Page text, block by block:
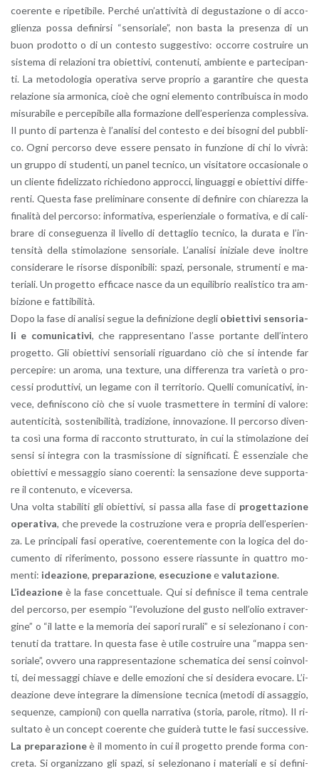
coe­ren­te e ri­pe­ti­bi­le. Per­ché un’at­ti­vi­tà di de­gu­sta­zio­ne o di ac­co­
glien­za possa de­fi­nir­si “sen­so­ria­le”, non basta la pre­sen­za di un
buon pro­dot­to o di un con­te­sto sug­ge­sti­vo: oc­cor­re co­strui­re un
si­ste­ma di re­la­zio­ni tra obiet­ti­vi, con­te­nu­ti, am­bien­te e par­te­ci­pan­
ti. La me­to­do­lo­gia ope­ra­ti­va serve pro­prio a ga­ran­ti­re che que­sta
re­la­zio­ne sia ar­mo­ni­ca, cioè che ogni ele­men­to con­tri­bui­sca in modo
mi­su­ra­bi­le e per­ce­pi­bi­le alla for­ma­zio­ne del­l’e­spe­rien­za com­ples­si­va.
Il punto di par­ten­za è l’a­na­li­si del con­te­sto e dei bi­so­gni del pub­bli­
co. Ogni per­cor­so deve es­se­re pen­sa­to in fun­zio­ne di chi lo vivrà:
un grup­po di stu­den­ti, un panel tec­ni­co, un vi­si­ta­to­re oc­ca­sio­na­le o
un clien­te fi­de­liz­za­to ri­chie­do­no ap­proc­ci, lin­guag­gi e obiet­ti­vi dif­fe­
ren­ti. Que­sta fase pre­li­mi­na­re con­sen­te di de­fi­ni­re con chia­rez­za la
fi­na­li­tà del per­cor­so: in­for­ma­ti­va, espe­rien­zia­le o for­ma­ti­va, e di ca­li­
bra­re di con­se­guen­za il li­vel­lo di det­ta­glio tec­ni­co, la du­ra­ta e l’in­
ten­si­tà della sti­mo­la­zio­ne sen­so­ria­le. L’a­na­li­si ini­zia­le deve inol­tre
con­si­de­ra­re le ri­sor­se di­spo­ni­bi­li: spazi, per­so­na­le, stru­men­ti e ma­
te­ria­li. Un pro­get­to ef­fi­ca­ce nasce da un equi­li­brio rea­li­sti­co tra am­
bi­zio­ne e fat­ti­bi­li­tà.
Dopo la fase di ana­li­si segue la de­fi­ni­zio­ne degli obiet­ti­vi sen­so­ria­
li e co­mu­ni­ca­ti­vi, che rap­pre­sen­ta­no l’as­se por­tan­te del­l’in­te­ro
pro­get­to. Gli obiet­ti­vi sen­so­ria­li ri­guar­da­no ciò che si in­ten­de far
per­ce­pi­re: un aroma, una tex­tu­re, una dif­fe­ren­za tra va­rie­tà o pro­
ces­si pro­dut­ti­vi, un le­ga­me con il ter­ri­to­rio. Quel­li co­mu­ni­ca­ti­vi, in­
ve­ce, de­fi­ni­sco­no ciò che si vuole tra­smet­te­re in ter­mi­ni di va­lo­re:
au­ten­ti­ci­tà, so­ste­ni­bi­li­tà, tra­di­zio­ne, in­no­va­zio­ne. Il per­cor­so di­ven­
ta così una forma di rac­con­to strut­tu­ra­to, in cui la sti­mo­la­zio­ne dei
sensi si in­te­gra con la tra­smis­sio­ne di si­gni­fi­ca­ti. È es­sen­zia­le che
obiet­ti­vi e mes­sag­gio siano coe­ren­ti: la sen­sa­zio­ne deve sup­por­ta­
re il con­te­nu­to, e vi­ce­ver­sa.
Una volta sta­bi­li­ti gli obiet­ti­vi, si passa alla fase di pro­get­ta­zio­ne
ope­ra­ti­va, che pre­ve­de la co­stru­zio­ne vera e pro­pria del­l’e­spe­rien­
za. Le prin­ci­pa­li fasi ope­ra­ti­ve, coe­ren­te­men­te con la lo­gi­ca del do­
cu­men­to di ri­fe­ri­men­to, pos­so­no es­se­re rias­sun­te in quat­tro mo­
men­ti: idea­zio­ne, pre­pa­ra­zio­ne, ese­cu­zio­neeva­lu­ta­zio­ne.
L’i­dea­zio­ne è la fase con­cet­tua­le. Qui si de­fi­ni­sce il tema cen­tra­le
del per­cor­so, per esem­pio “l’e­vo­lu­zio­ne del gusto nel­l’o­lio ex­tra­ver­
gi­ne” o “il latte e la me­mo­ria dei sa­po­ri ru­ra­li” e si se­le­zio­na­no i con­
te­nu­ti da trat­ta­re. In que­sta fase è utile co­strui­re una “mappa sen­
so­ria­le”, ov­ve­ro una rap­pre­sen­ta­zio­ne sche­ma­ti­ca dei sensi coin­vol­
ti, dei mes­sag­gi chia­ve e delle emo­zio­ni che si de­si­de­ra evo­ca­re. L’i­
dea­zio­ne deve in­te­gra­re la di­men­sio­ne tec­ni­ca (me­to­di di as­sag­gio,
se­quen­ze, cam­pio­ni) con quel­la nar­ra­ti­va (sto­ria, pa­ro­le, ritmo). Il ri­
sul­ta­to è un con­cept coe­ren­te che gui­de­rà tutte le fasi suc­ces­si­ve.
La pre­pa­ra­zio­neè il mo­men­to in cui il pro­get­to pren­de forma con­
cre­ta. Si or­ga­niz­za­no gli spazi, si se­le­zio­na­no i ma­te­ria­li e si de­fi­ni­